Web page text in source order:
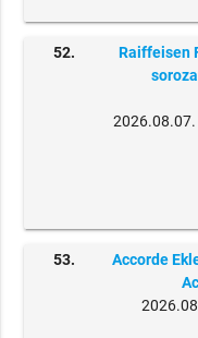
52.
Raiffeisen
53. Accorde